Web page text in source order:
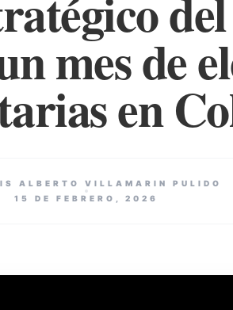
mes de
en
ALBERTO VILLAMARIN PULIDO
15 DE FEBRERO, 2026